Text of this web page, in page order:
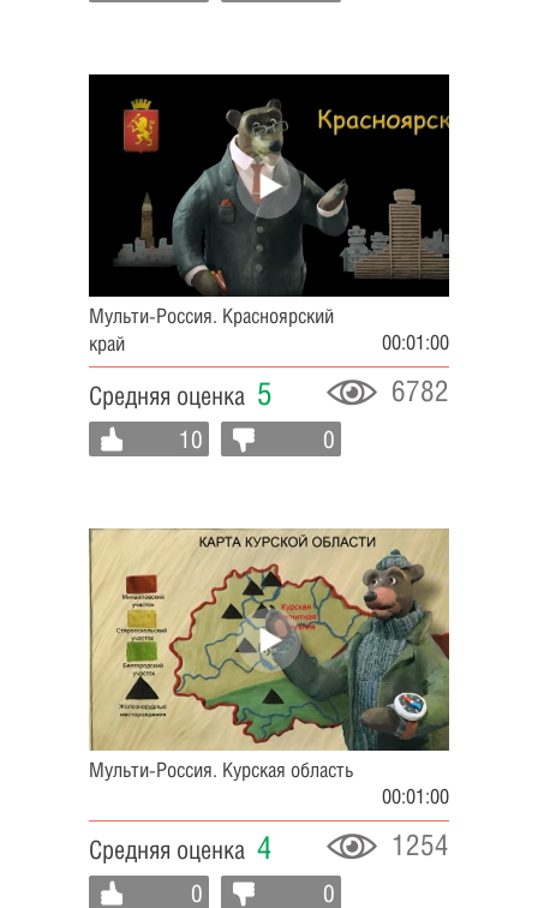
Мульти-Россия. Красноярский
край
00:01:00
Средняя оценка 5 6782
10 0
Мульти-Россия. Курская область
00:01:00
Средняя оценка 4 1254
0 0